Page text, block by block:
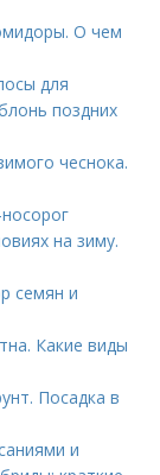
О чем
для
поздних
чеснока.
на зиму.
семян и
Какие виды
Посадка в
и